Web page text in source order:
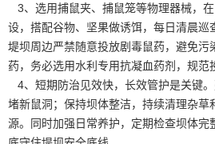
3、选用捕鼠夹、 捕鼠笼等物理器械，
设，搭配谷物、坚果做诱饵，每日清晨巡
堤坝周边严禁随意投放剧毒鼠药，避免污
药，务必选用水利专用抗凝血药剂，规范
4、 短期防治见效快，长效管护是关键
堵新鼠洞；保持坝体整洁，持续清理杂草
源。同时加强日常养护，定期检查坝体完